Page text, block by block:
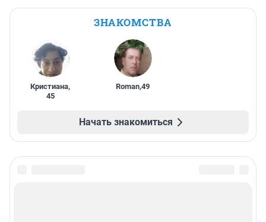
ЗНАКОМСТВА
Кристиана,
45
Roman,49
Начать знакомиться